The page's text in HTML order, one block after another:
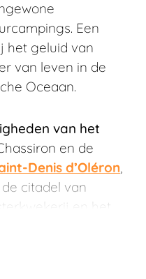
Een
het geluid van
van leven in de
Oceaan.
van het
en de
Denis d’Oléron,
citadel van
en het
de haven van La